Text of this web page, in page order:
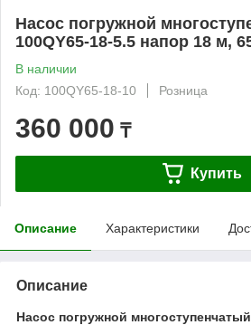
Насос погружной
100QY65-18-5.5 напор 18 м,
В наличии
Код: 100QY65-18-10
Розница
360 000 ₸
Купить
Описание Характеристики
Описание
Насос погружной